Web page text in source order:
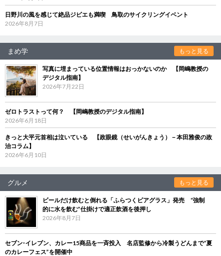
日野川の風を感じて絶品ジビエも満喫 鳥取のサイクリングイベント
2026年8月7日
まめ学 もっと見る
写真に埋まっている位置情報はおっかないのか 【岡嶋教授の
デジタル指南】
2026年7月22日
ゼロトラストって何？ 【岡嶋教授のデジタル指南】
2026年6月18日
きっと大平元首相は泣いている 【政眼鏡（せいがんきょう）－本田雅俊の政
治コラム】
2026年6月10日
グルメ もっと見る
ビールだけ飲むと倒れる「ふらつくビアグラス」発売 “強制
的に水を飲む”仕掛けで適正飲酒を後押し
2026年8月7日
セブン‐イレブン、カレー15商品を一斉投入 名店監修から冷製うどんまで“夏
のカレーフェス”を開催中